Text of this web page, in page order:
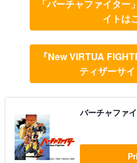
「バーチャファイタ
イトは
『New VIRTUA
ティザーサ
バーチャファ